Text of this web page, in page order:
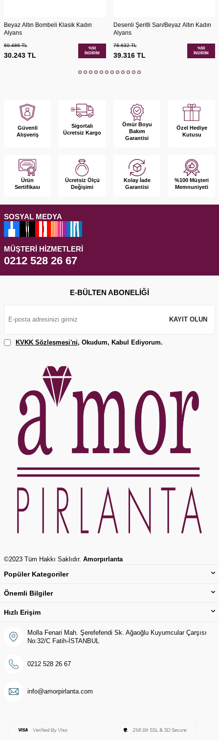
Beyaz Altın Bombeli Klasik Kadın
Alyans
60.486TL
30.243 TL
%50
İNDIRIM
Desenli Şeritli Sarı/Beyaz Altın Kadın
Alyans
78.632TL
39.316TL
%50
İNDIRIM
Güvenli
Alışveriş
Sigortalı
Ücretsiz Kargo
Ömür Boyu
Bakım
Garantisi
Özel Hediye
Kutusu
Ürün
Sertifikası
Ücretsiz Ölçü
Değişimi
Kolay İade
Garantisi
%100 Müşteri
Memnuniyeti
SOSYAL MEDYA
MÜŞTERI HIZMETLERI
0212 528 26 67
E-BÜLTEN ABONELIĞI
KAYIT OLUN
KVKK Sözleşmesi'ni, Okudum, Kabul Ediyorum.
©2023 Tüm Hakkı Saklıdır. Amorpırlanta
Popüler Kategoriler
Önemli Bilgiler
Hızlı Erişim
Molla Fenari Mah. Şerefefendi Sk. Ağaoğlu Kuyumcular Çarşısı
No:32/C Fatih-İSTANBUL
0212 528 26 67
info@amorpirlanta.com